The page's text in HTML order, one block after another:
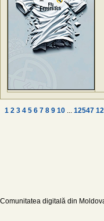
1 2 3 4 5 6 7 8 9 10 ... 12547
Comunitatea digitală din